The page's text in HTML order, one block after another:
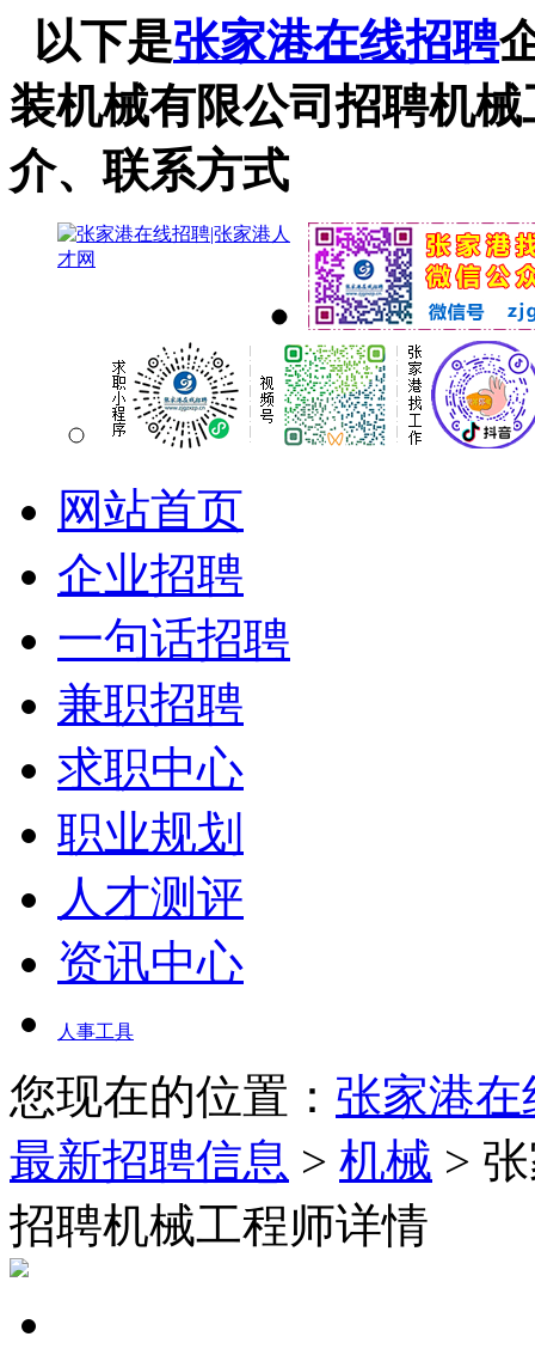
以下是张家港在线招聘
装机械有限公司招聘机
介、联系方式
网站首页
企业招聘
一句话招聘
兼职招聘
求职中心
职业规划
人才测评
资讯中心
人事工具
您现在的位置： 张家港
最新招聘信息 > 机械 >
招聘机械工程师详情